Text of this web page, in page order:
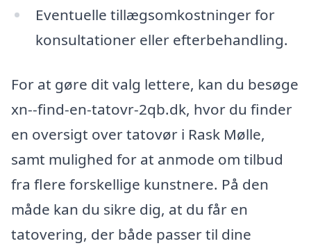
Eventuelle tillægsomkostninger for
konsultationer eller efterbehandling.
For at gøre dit valg lettere, kan du besøge
xn--find-en-tatovr-2qb.dk, hvor du finder
en oversigt over tatovør i Rask Mølle,
samt mulighed for at anmode om tilbud
fra flere forskellige kunstnere. På den
måde kan du sikre dig, at du får en
tatovering, der både passer til dine